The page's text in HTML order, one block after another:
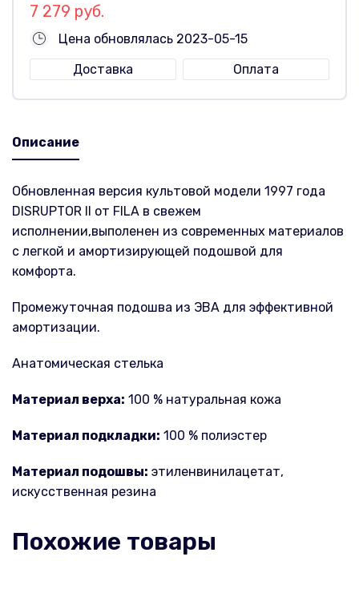
7 279 руб.
Цена обновлялась 2023-05-15
Доставка
Оплата
Описание
Обновленная версия культовой модели 1997 года
DISRUPTOR II от FILA в свежем
исполнении,выполенен из современных материалов
с легкой и амортизирующей подошвой для
комфорта.
Промежуточная подошва из ЭВА для эффективной
амортизации.
Анатомическая стелька
Материал верха: 100 % натуральная кожа
Материал подкладки: 100 % полиэстер
Материал подошвы: этиленвинилацетат,
искусственная резина
Похожие товары